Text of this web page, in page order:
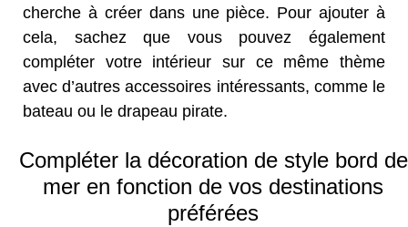
cherche à créer dans une pièce. Pour ajouter à
cela, sachez que vous pouvez également
compléter votre intérieur sur ce même thème
avec d’autres accessoires intéressants, comme le
bateau ou le drapeau pirate.
Compléter la décoration de style bord de
mer en fonction de vos destinations
préférées